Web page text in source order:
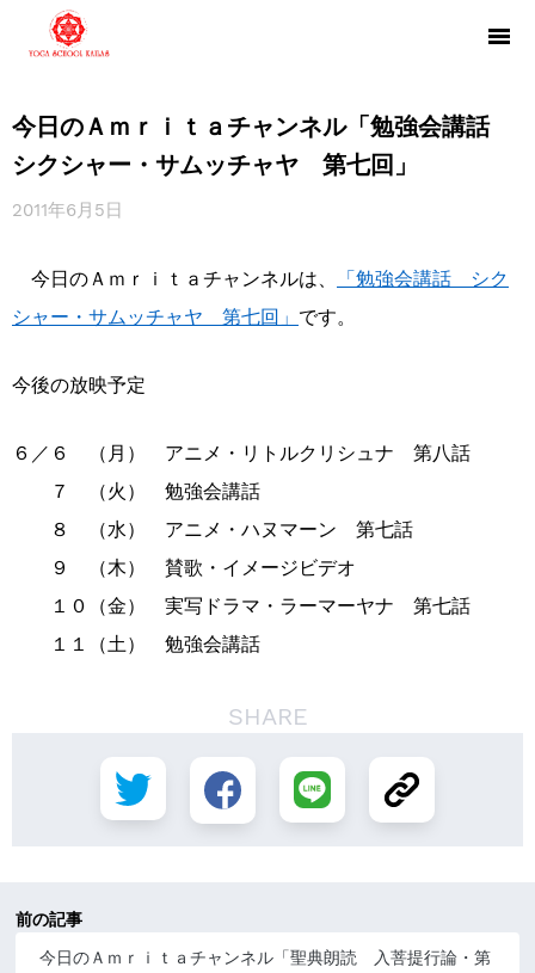
今日のＡｍｒｉｔａチャンネル「勉強会講話
シクシャー・サムッチャヤ 第七回」
2011年6月5日
今日のＡｍｒｉｔａチャンネルは、
「勉強会講話 シク
シャー・サムッチャヤ 第七回」 です。
今後の放映予定
６／６ （月） アニメ・リトルクリシュナ 第八話
７ （火） 勉強会講話
８ （水） アニメ・ハヌマーン 第七話
９ （木） 賛歌・イメージビデオ
１０（金） 実写ドラマ・ラーマーヤナ 第七話
１１（土） 勉強会講話
SHARE
前の記事
今日のＡｍｒｉｔａチャンネル「聖典朗読 入菩提行論・第